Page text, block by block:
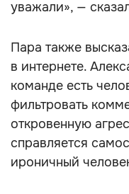
уважали», —
Пара также
в интернете.
команде есть
фильтровать
откровенную
справляется
ироничный